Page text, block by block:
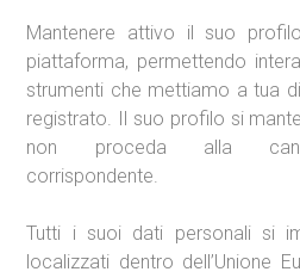
Mantenere attivo il suo
piattaforma, permettendo
strumenti che mettiamo a tua
registrato. Il suo profilo si
non proceda alla
corrispondente.
Tutti i suoi dati personali si
localizzati dentro dell’Unione